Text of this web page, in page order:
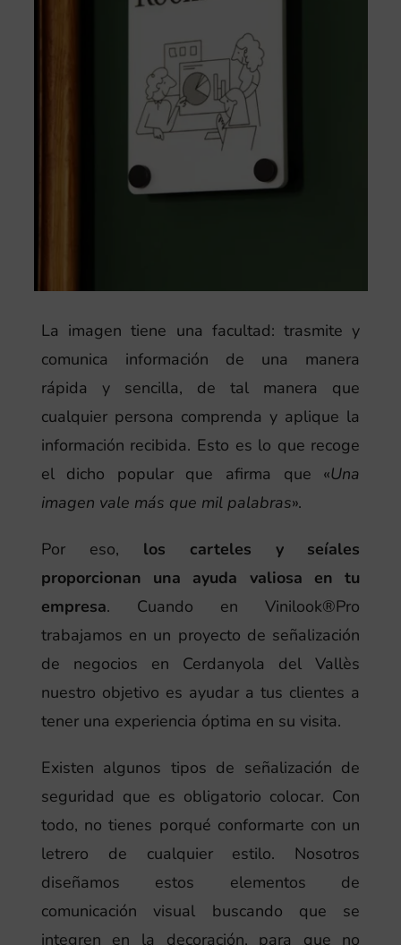
La imagen tiene una facultad: trasmite y
comunica información de una manera
rápida y sencilla, de tal manera que
cualquier persona comprenda y aplique la
información recibida. Esto es lo que recoge
el dicho popular que afirma que «Una
imagen vale más que mil palabras».
Por eso, los carteles y seíales
proporcionan una ayuda valiosa en tu
empresa. Cuando en Vinilook®Pro
trabajamos en un proyecto de señalización
de negocios en Cerdanyola del Vallès
nuestro objetivo es ayudar a tus clientes a
tener una experiencia óptima en su visita.
Existen algunos tipos de señalización de
seguridad que es obligatorio colocar. Con
todo, no tienes porqué conformarte con un
letrero de cualquier estilo. Nosotros
diseñamos estos elementos de
comunicación visual buscando que se
integren en la decoración, para que no